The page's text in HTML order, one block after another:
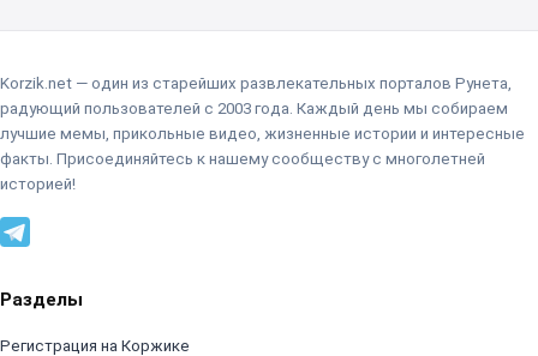
Korzik.net — один из старейших развлекательных порталов Рунета,
радующий пользователей с 2003 года. Каждый день мы собираем
лучшие мемы, прикольные видео, жизненные истории и интересные
факты. Присоединяйтесь к нашему сообществу с многолетней
историей!
Разделы
Регистрация на Коржике